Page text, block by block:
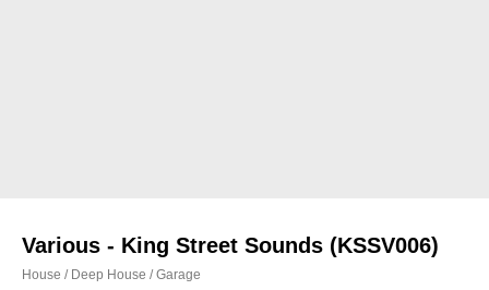
Various - King Street Sounds (KSSV006)
House / Deep House / Garage